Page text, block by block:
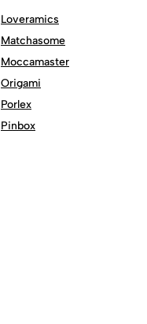
Loveramics
Matchasome
Moccamaster
Origami
Porlex
Pinbox